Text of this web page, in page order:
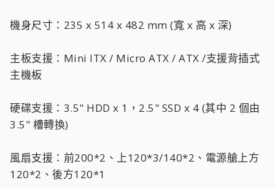
機身尺寸：235 x 514 x 482 mm (寬 x 高 x 深)
主板支援：Mini ITX / Micro ATX / ATX /支援背插式
主機板
硬碟支援：3.5" HDD x 1，2.5" SSD x 4 (其中 2 個由
3.5" 槽轉換)
風扇支援：前200*2、上120*3/140*2、電源艙上方
120*2、後方120*1